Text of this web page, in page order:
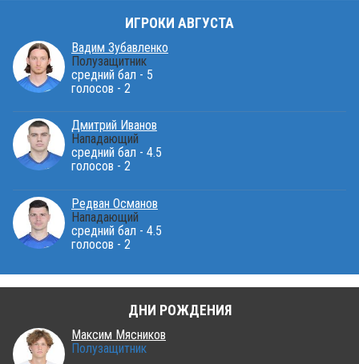
ИГРОКИ АВГУСТА
Вадим Зубавленко
Полузащитник
средний бал - 5
голосов - 2
Дмитрий Иванов
Нападающий
средний бал - 4.5
голосов - 2
Редван Османов
Нападающий
средний бал - 4.5
голосов - 2
ДНИ РОЖДЕНИЯ
Максим Мясников
Полузащитник